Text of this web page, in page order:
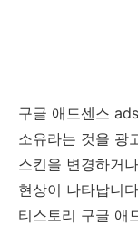
구글 애드센스
소유라는 것을 광
스킨을 변경하거
현상이 나타납니
티스토리 구글 애